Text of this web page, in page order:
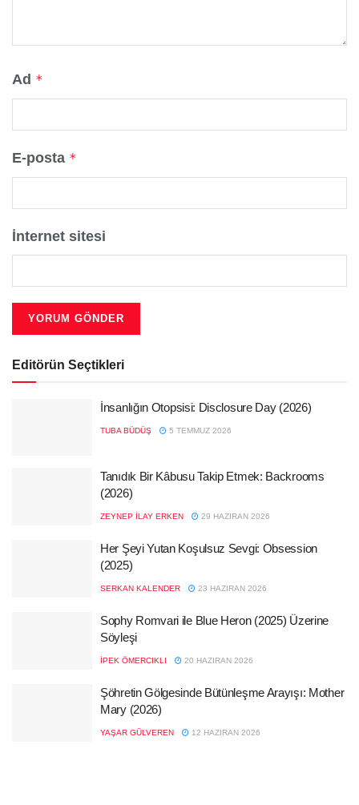
Ad *
E-posta *
İnternet sitesi
Editörün Seçtikleri
İnsanlığın Otopsisi: Disclosure Day (2026)
TUBA BÜDÜŞ 5 TEMMUZ 2026
Tanıdık Bir Kâbusu Takip Etmek: Backrooms
(2026)
ZEYNEP İLAY ERKEN 29 HAZIRAN 2026
Her Şeyi Yutan Koşulsuz Sevgi: Obsession
(2025)
SERKAN KALENDER 23 HAZIRAN 2026
Sophy Romvari ile Blue Heron (2025) Üzerine
Söyleşi
İPEK ÖMERCIKLI 20 HAZIRAN 2026
Şöhretin Gölgesinde Bütünleşme Arayışı: Mother
Mary (2026)
YAŞAR GÜLVEREN 12 HAZIRAN 2026